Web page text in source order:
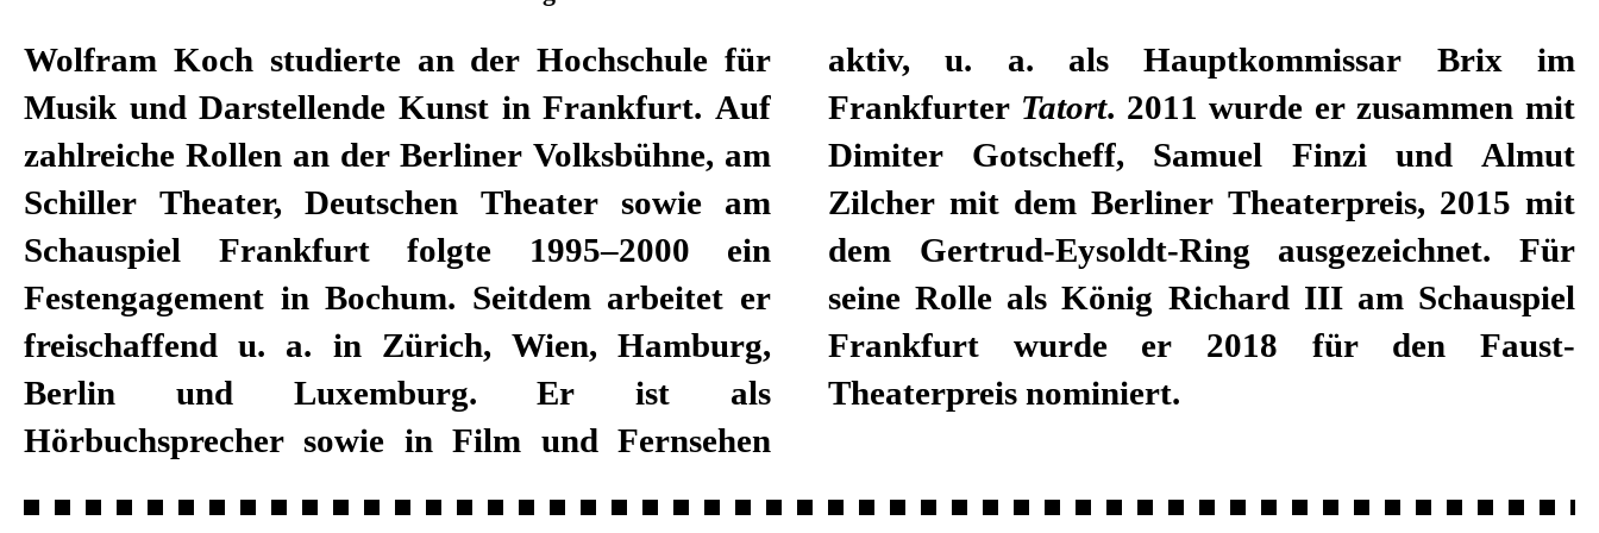
Wolfram Koch studierte an der Hochschule für
Musik und Darstellende Kunst in Frankfurt. Auf
zahlreiche Rollen an der Berliner Volksbühne, am
Schiller Theater, Deutschen Theater sowie am
Schauspiel Frankfurt folgte 1995–2000 ein
Festengagement in Bochum. Seitdem arbeitet er
freischaffend u. a. in Zürich, Wien, Hamburg,
Berlin und Luxemburg. Er ist als
Hörbuchsprecher sowie in Film und Fernsehen
aktiv, u. a. als Hauptkommissar Brix im
Frankfurter Tatort. 2011 wurde er zusammen mit
Dimiter Gotscheff, Samuel Finzi und Almut
Zilcher mit dem Berliner Theaterpreis, 2015 mit
dem Gertrud-Eysoldt-Ring ausgezeichnet. Für
seine Rolle als König Richard III am Schauspiel
Frankfurt wurde er 2018 für den Faust-
Theaterpreis nominiert.